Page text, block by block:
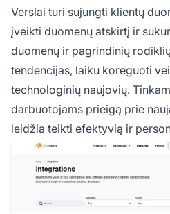
Verslai turi sujungti klientų
įveikti duomenų atskirtį ir
duomenų ir pagrindinių
tendencijas, laiku koreguoti
technologinių naujovių.
darbuotojams prieigą prie
leidžia teikti efektyvią ir